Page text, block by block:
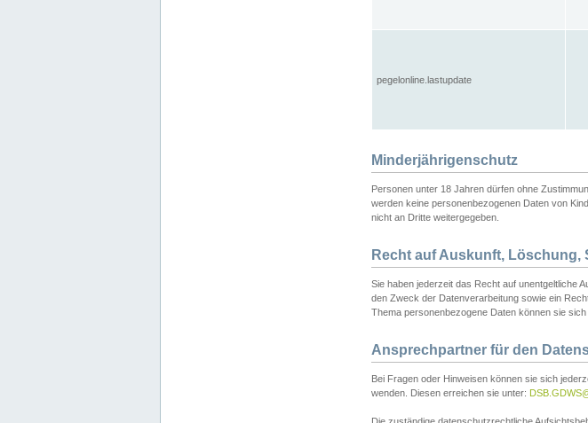
pegelonline.lastupdate
Minderjährigenschutz
Personen unter 18 Jahren dürfen ohne
werden keine personenbezogenen Daten von
nicht an Dritte weitergegeben.
Recht auf Auskunft, Löschung,
Sie haben jederzeit das Recht auf unentgeltliche
den Zweck der Datenverarbeitung sowie ein
Thema personenbezogene Daten können sie
Ansprechpartner für den
Bei Fragen oder Hinweisen können sie sich
wenden. Diesen erreichen sie unter: